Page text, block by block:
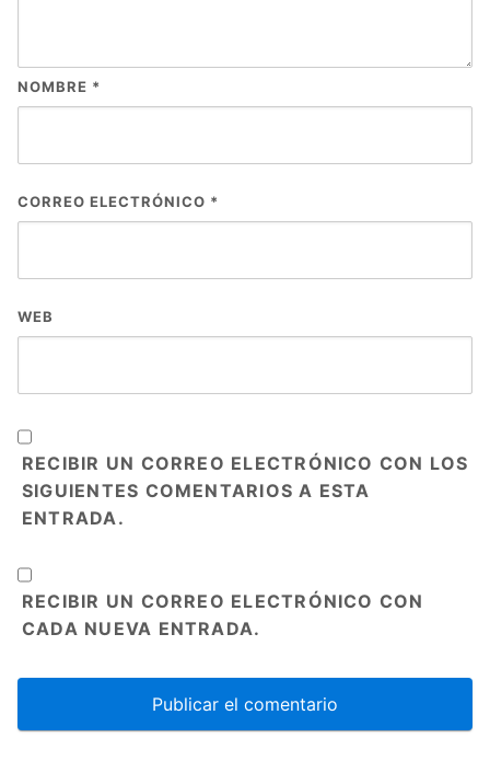
NOMBRE *
CORREO ELECTRÓNICO *
WEB
RECIBIR UN CORREO ELECTRÓNICO CON LOS
SIGUIENTES COMENTARIOS A ESTA
ENTRADA.
RECIBIR UN CORREO ELECTRÓNICO CON
CADA NUEVA ENTRADA.